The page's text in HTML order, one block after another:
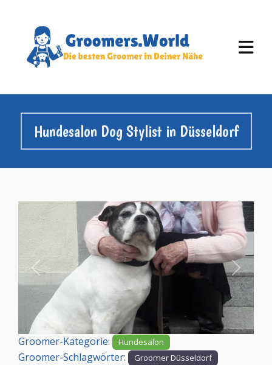
Hundesalon Dog Stylist in Düsseldorf
Vorheriges
Groomer-Kategorie: Hundesalon
Groomer-Schlagwörter:
Groomer Düsseldorf